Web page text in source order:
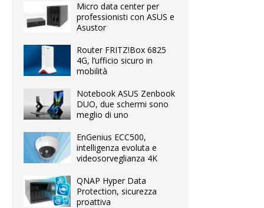
Micro data center per
professionisti con ASUS e
Asustor
Router FRITZ!Box 6825
4G, l’ufficio sicuro in
mobilità
Notebook ASUS Zenbook
DUO, due schermi sono
meglio di uno
EnGenius ECC500,
intelligenza evoluta e
videosorveglianza 4K
QNAP Hyper Data
Protection, sicurezza
proattiva